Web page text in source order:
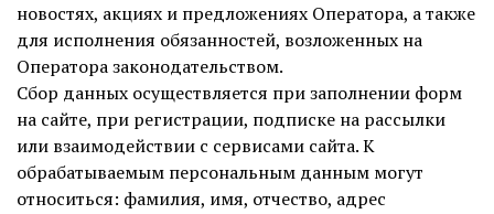
новостях, акциях и предложениях Оператора, а также
для исполнения обязанностей, возложенных на
Оператора законодательством.
Сбор данных осуществляется при заполнении форм
на сайте, при регистрации, подписке на рассылки
или взаимодействии с сервисами сайта. К
обрабатываемым персональным данным могут
относиться: фамилия, имя, отчество, адрес